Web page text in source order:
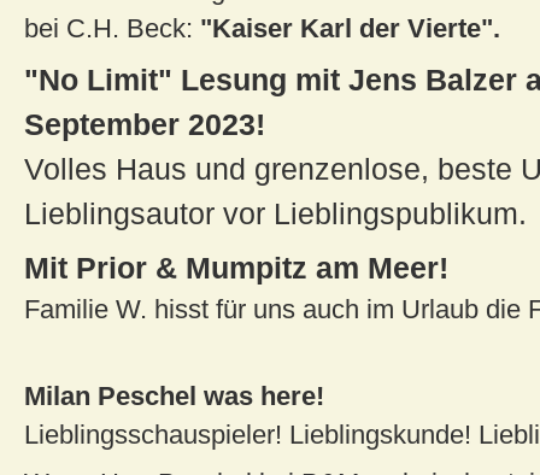
bei C.H. Beck: "Kaiser Karl der Vierte".
"No Limit" Lesung mit Jens Balzer
September 2023!
Volles Haus und grenzenlose, beste
Lieblingsautor vor Lieblingspublikum.
Mit Prior & Mumpitz am Meer!
Familie W. hisst für uns auch im Urlaub die
Milan Peschel was here!
Lieblingsschauspieler! Lieblingskunde!